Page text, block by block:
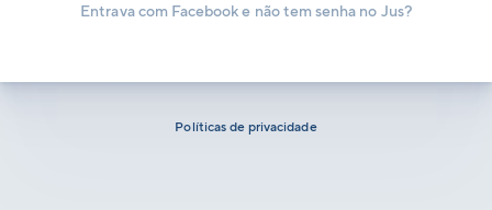
Entrava com Facebook e não tem senha no Jus?
Políticas de privacidade